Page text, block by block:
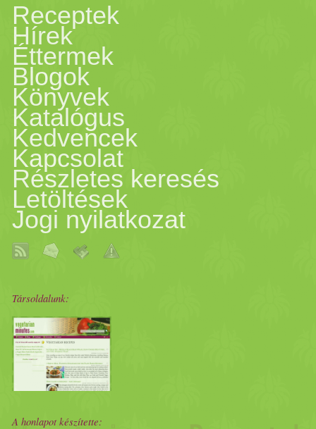
Receptek
Hírek
Éttermek
Blogok
Könyvek
Katalógus
Kedvencek
Kapcsolat
Részletes keresés
Letöltések
Jogi nyilatkozat
Társoldalunk:
A honlapot készítette: